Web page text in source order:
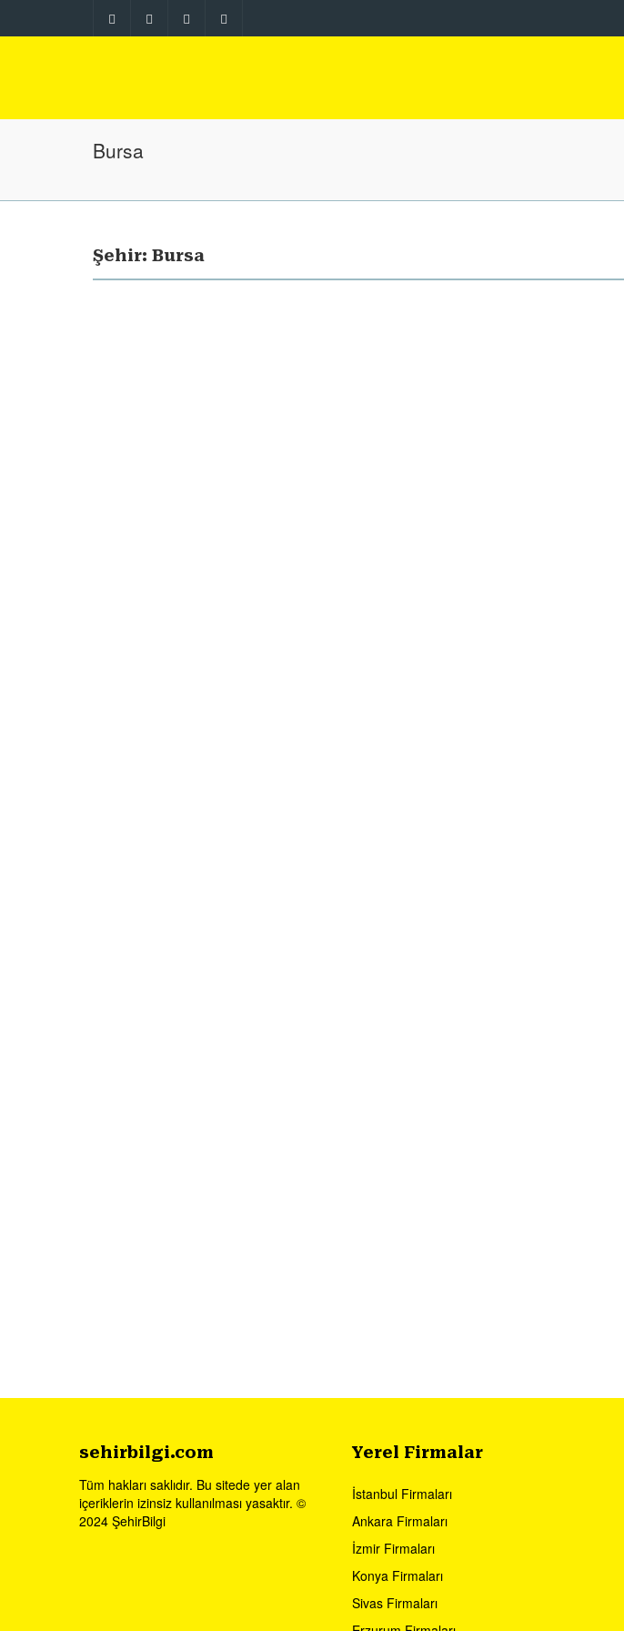
Bursa
Şehir: Bursa
sehirbilgi.com
Tüm hakları saklıdır. Bu sitede yer alan
içeriklerin izinsiz kullanılması yasaktır. ©
2024 ŞehirBilgi
Yerel Firmalar
İstanbul Firmaları
Ankara Firmaları
İzmir Firmaları
Konya Firmaları
Sivas Firmaları